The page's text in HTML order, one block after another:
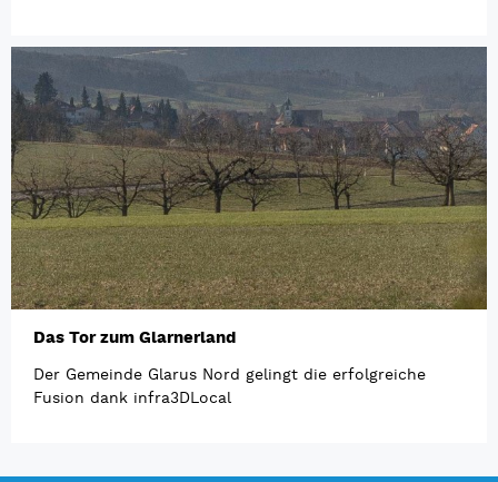
Das Tor zum Glarnerland
Der Gemeinde Glarus Nord gelingt die erfolgreiche
Fusion dank infra3DLocal